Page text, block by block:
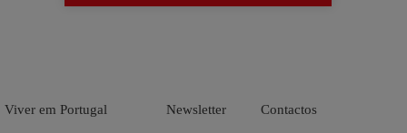
Newsletter Contactos
Viver em Portugal